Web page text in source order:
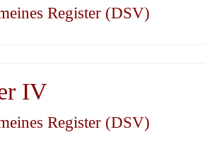
Register (DSV)
IV
Register (DSV)